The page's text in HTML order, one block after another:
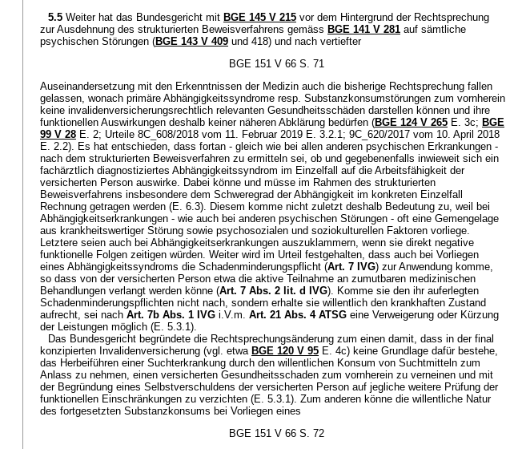
5.5 Weiter hat das Bundesgericht mit BGE 145 V 215 vor dem Hintergrund der Rechtsprechung
zur Ausdehnung des strukturierten Beweisverfahrens gemäss BGE 141 V 281 auf sämtliche
psychischen Störungen (BGE 143 V 409 und 418) und nach vertiefter
BGE 151 V 66 S. 71
Auseinandersetzung mit den Erkenntnissen der Medizin auch die bisherige Rechtsprechung fallen
gelassen, wonach primäre Abhängigkeitssyndrome resp. Substanzkonsumstörungen zum vornherein
keine invalidenversicherungsrechtlich relevanten Gesundheitsschäden darstellen können und ihre
funktionellen Auswirkungen deshalb keiner näheren Abklärung bedürfen (BGE 124 V 265 E. 3c; BGE
99 V 28 E. 2; Urteile 8C_608/2018 vom 11. Februar 2019 E. 3.2.1; 9C_620/2017 vom 10. April 2018
E. 2.2). Es hat entschieden, dass fortan - gleich wie bei allen anderen psychischen Erkrankungen -
nach dem strukturierten Beweisverfahren zu ermitteln sei, ob und gegebenenfalls inwieweit sich ein
fachärztlich diagnostiziertes Abhängigkeitssyndrom im Einzelfall auf die Arbeitsfähigkeit der
versicherten Person auswirke. Dabei könne und müsse im Rahmen des strukturierten
Beweisverfahrens insbesondere dem Schweregrad der Abhängigkeit im konkreten Einzelfall
Rechnung getragen werden (E. 6.3). Diesem komme nicht zuletzt deshalb Bedeutung zu, weil bei
Abhängigkeitserkrankungen - wie auch bei anderen psychischen Störungen - oft eine Gemengelage
aus krankheitswertiger Störung sowie psychosozialen und soziokulturellen Faktoren vorliege.
Letztere seien auch bei Abhängigkeitserkrankungen auszuklammern, wenn sie direkt negative
funktionelle Folgen zeitigen würden. Weiter wird im Urteil festgehalten, dass auch bei Vorliegen
eines Abhängigkeitssyndroms die Schadenminderungspflicht (Art. 7 IVG) zur Anwendung komme,
so dass von der versicherten Person etwa die aktive Teilnahme an zumutbaren medizinischen
Behandlungen verlangt werden könne (Art. 7 Abs. 2 lit. d IVG). Komme sie den ihr auferlegten
Schadenminderungspflichten nicht nach, sondern erhalte sie willentlich den krankhaften Zustand
aufrecht, sei nach Art. 7b Abs. 1 IVG i.V.m. Art. 21 Abs. 4 ATSG eine Verweigerung oder Kürzung
der Leistungen möglich (E. 5.3.1).
Das Bundesgericht begründete die Rechtsprechungsänderung zum einen damit, dass in der final
konzipierten Invalidenversicherung (vgl. etwa BGE 120 V 95 E. 4c) keine Grundlage dafür bestehe,
das Herbeiführen einer Suchterkrankung durch den willentlichen Konsum von Suchtmitteln zum
Anlass zu nehmen, einen versicherten Gesundheitsschaden zum vornherein zu verneinen und mit
der Begründung eines Selbstverschuldens der versicherten Person auf jegliche weitere Prüfung der
funktionellen Einschränkungen zu verzichten (E. 5.3.1). Zum anderen könne die willentliche Natur
des fortgesetzten Substanzkonsums bei Vorliegen eines
BGE 151 V 66 S. 72